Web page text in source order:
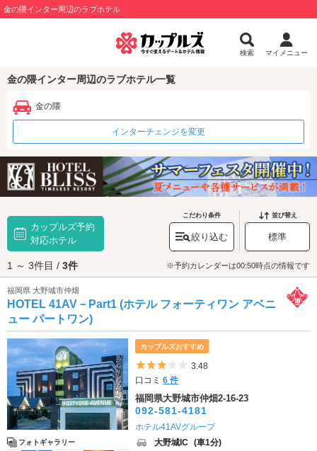
金の隈インター周辺のラブホテル
検索 マイメニュー
金の隈インター周辺のラブホテル一覧
金の隈
インターチェンジを変更
カップルズ予約
対応ホテル
こだわり条件
絞り込む
並び替え
標準
1 ～ 3件目 / 3件 ※予約カレンダーは00:50時点の情報です
福岡県 大野城市仲畑
HOTEL 41AV－Part1 (ホテル フォーティワン アベニ
ュー パートワン)
フォトギャラリー
カップルズおすすめ
5つ星のうち3
3.48
口コミ6 件
福岡県大野城市仲畑2-16-23
092-581-4181
ホテル41AVグループ
大野城IC (車1分)